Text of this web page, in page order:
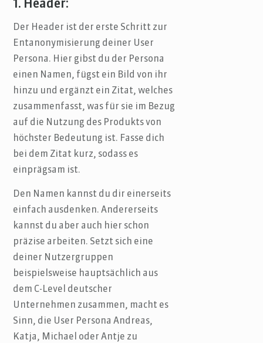
1. Header:
Der Header ist der erste Schritt zur
Entanonymisierung deiner User
Persona. Hier gibst du der Persona
einen Namen, fügst ein Bild von ihr
hinzu und ergänzt ein Zitat, welches
zusammenfasst, was für sie im Bezug
auf die Nutzung des Produkts von
höchster Bedeutung ist. Fasse dich
bei dem Zitat kurz, sodass es
einprägsam ist.
Den Namen kannst du dir einerseits
einfach ausdenken. Andererseits
kannst du aber auch hier schon
präzise arbeiten. Setzt sich eine
deiner Nutzergruppen
beispielsweise hauptsächlich aus
dem C-Level deutscher
Unternehmen zusammen, macht es
Sinn, die User Persona Andreas,
Katja, Michael oder Antje zu